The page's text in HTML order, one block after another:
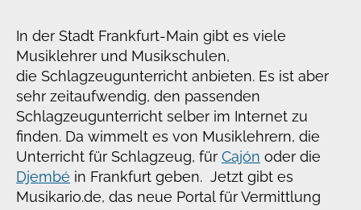
In der Stadt Frankfurt-Main gibt es viele
Musiklehrer und Musikschulen,
die Schlagzeugunterricht anbieten. Es ist aber
sehr zeitaufwendig, den passenden
Schlagzeugunterricht selber im Internet zu
finden. Da wimmelt es von Musiklehrern, die
Unterricht für Schlagzeug, für Cajón oder die
Djembé in Frankfurt geben. Jetzt gibt es
Musikario.de, das neue Portal für Vermittlung